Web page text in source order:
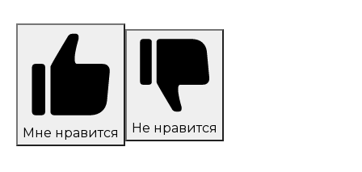
Мне нравится Не нравится